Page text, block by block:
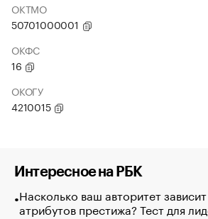
ОКТМО
50701000001
ОКФС
16
ОКОГУ
4210015
Интересное на РБК
Насколько ваш авторитет
атрибутов престижа? Тест для